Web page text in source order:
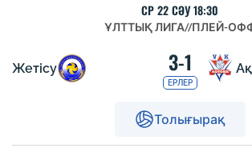
СР 22 СӘУ 18:30
ҰЛТТЫҚ ЛИГА//ПЛЕЙ-
Жетісу 3-1
ЕРЛЕР
Толығырақ